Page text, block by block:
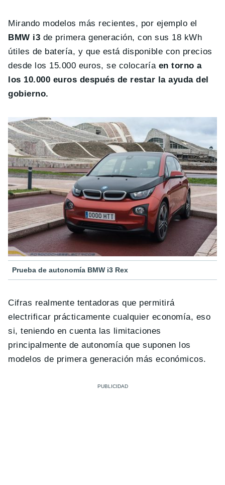
Mirando modelos más recientes, por ejemplo el
BMW i3 de primera generación, con sus 18 kWh
útiles de batería, y que está disponible con precios
desde los 15.000 euros, se colocaría en torno a
los 10.000 euros después de restar la ayuda del
gobierno.
Prueba de autonomía BMW i3 Rex
Cifras realmente tentadoras que permitirá
electrificar prácticamente cualquier economía, eso
si, teniendo en cuenta las limitaciones
principalmente de autonomía que suponen los
modelos de primera generación más económicos.